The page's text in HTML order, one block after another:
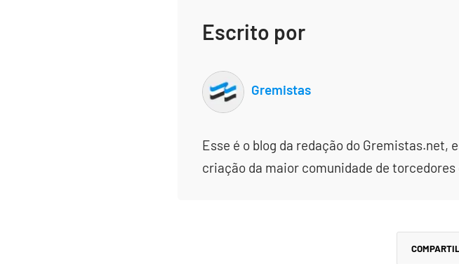
Escrito por
Gremistas
Esse é o blog da redação do
criação da maior comunidade de